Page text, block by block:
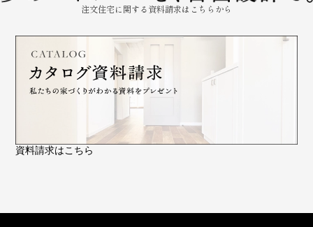
注文住宅に関する資料請求はこちらから
資料請求はこちら